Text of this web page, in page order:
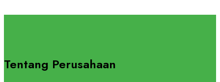
Tentang Perusahaan